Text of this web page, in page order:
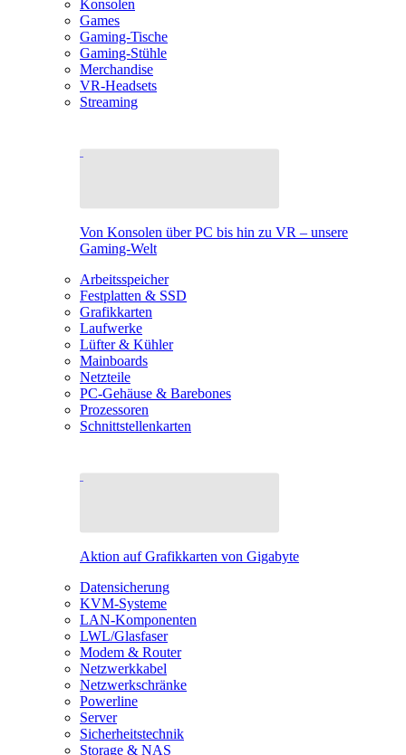
Konsolen
Games
Gaming-Tische
Gaming-Stühle
Merchandise
VR-Headsets
Streaming
Von Konsolen über PC bis hin zu VR – unsere
Gaming-Welt
Arbeitsspeicher
Festplatten & SSD
Grafikkarten
Laufwerke
Lüfter & Kühler
Mainboards
Netzteile
PC-Gehäuse & Barebones
Prozessoren
Schnittstellenkarten
Aktion auf Grafikkarten von Gigabyte
Datensicherung
KVM-Systeme
LAN-Komponenten
LWL/Glasfaser
Modem & Router
Netzwerkkabel
Netzwerkschränke
Powerline
Server
Sicherheitstechnik
Storage & NAS